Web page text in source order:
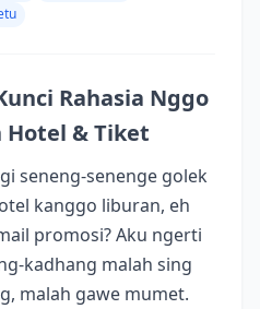
Rahasia Nggo
Hotel & Tiket
seneng-senenge golek
kanggo liburan, eh
promosi? Aku ngerti
kadhang malah sing
malah gawe mumet.